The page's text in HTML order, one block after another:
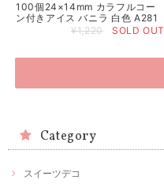
100個24×14mm カラフルコー
ン付きアイス バニラ 白色 A281
¥1,220
SOLD OUT
Category
スイーツデコ